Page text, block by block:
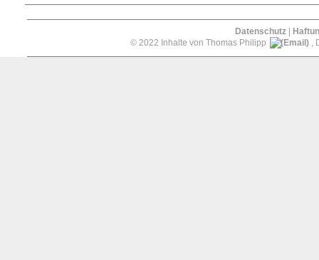
Datenschutz
© 2022 Inhalte von Thomas Philipp
,